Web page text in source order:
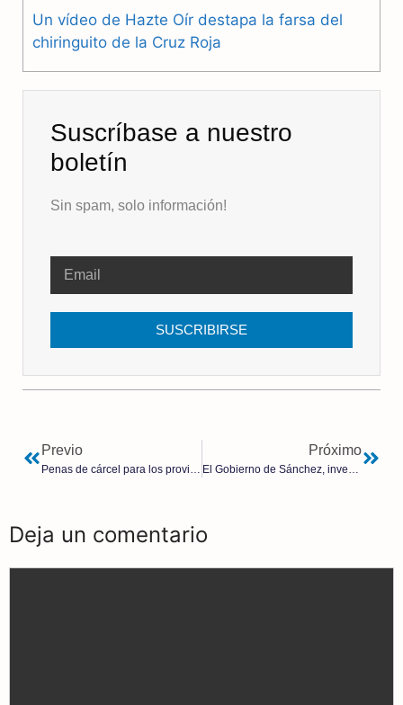
Un vídeo de Hazte Oír destapa la farsa del
chiringuito de la Cruz Roja
Suscríbase a nuestro
boletín
Sin spam, solo información!
SUSCRIBIRSE
Previo Próximo
Deja un comentario